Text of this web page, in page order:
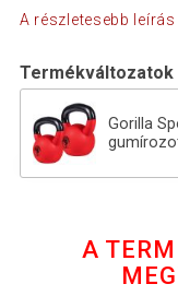
A részletesebb
Termékváltozatok
Gorilla
A